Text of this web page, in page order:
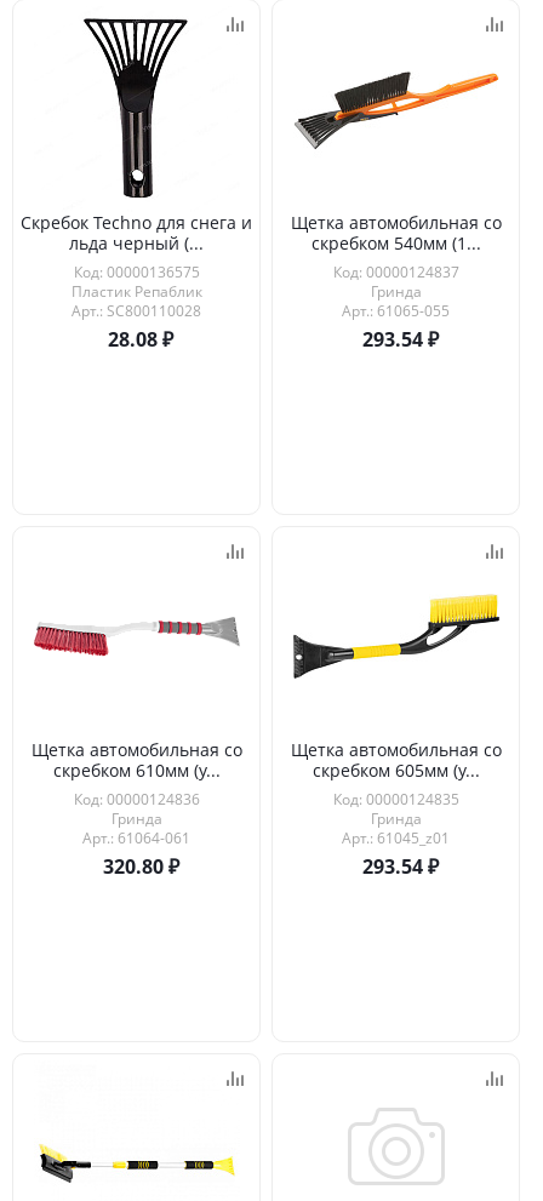
Скребок Techno для снега и
льда черный (...
Код: 00000136575
Пластик Репаблик
Арт.: SC800110028
28.08
Щетка автомобильная со
скребком 540мм (1...
Код: 00000124837
Гринда
Арт.: 61065-055
293.54
Щетка автомобильная со
скребком 610мм (у...
Код: 00000124836
Гринда
Арт.: 61064-061
320.80
Щетка автомобильная со
скребком 605мм (у...
Код: 00000124835
Гринда
Арт.: 61045_z01
293.54